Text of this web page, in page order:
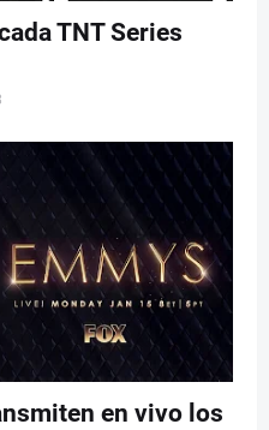
TNT Series
en vivo los